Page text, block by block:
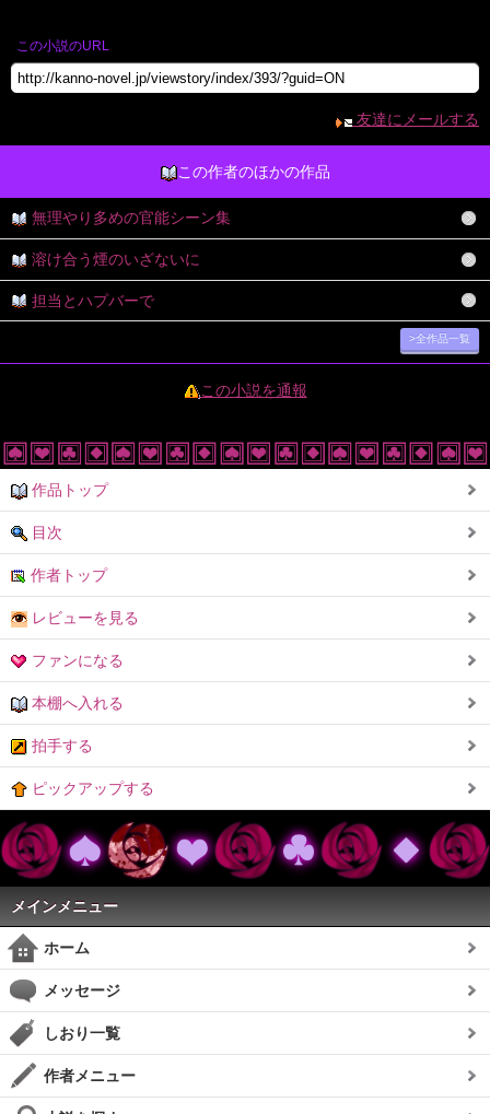
この小説のURL
友達にメールする
この作者のほかの作品
無理やり多めの官能シーン集
溶け合う煙のいざないに
担当とハプバーで
>全作品一覧
この小説を通報
作品トップ
目次
作者トップ
レビューを見る
ファンになる
本棚へ入れる
拍手する
ピックアップする
メインメニュー
ホーム
メッセージ
しおり一覧
作者メニュー